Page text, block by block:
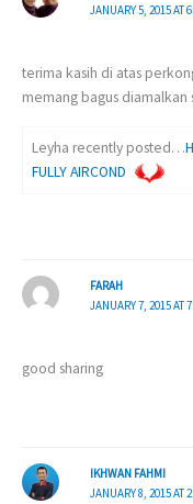
JANUARY 5, 2015 AT
terima kasih di atas
memang bagus diamalkan
Leyha recently posted…
FULLY AIRCOND
FARAH
JANUARY 7, 2015 AT
good sharing
IKHWAN FAHMI
JANUARY 8, 2015 AT